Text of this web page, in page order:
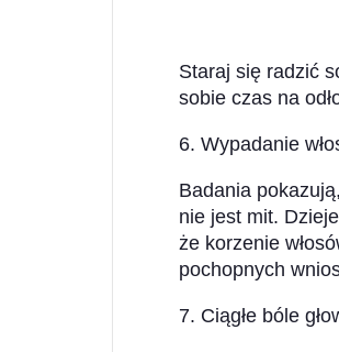
Staraj się radzić
sobie czas na
6. Wypadanie
Badania
nie jest mit.
że korzenie
pochopnych
7. Ciągłe bóle